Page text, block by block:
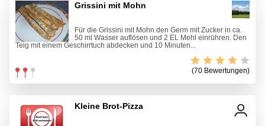
Grissini mit Mohn
Für die Grissini mit Mohn den Germ mit Zucker in ca.
50 ml Wasser auflösen und 2 EL Mehl einrühren. Den
Teig mit einem Geschirrtuch abdecken und 10 Minuten...
(70 Bewertungen)
Kleine Brot-Pizza